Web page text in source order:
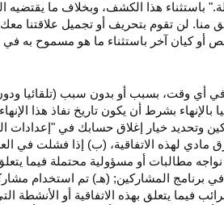
باستثناء هذا الكشف، وبخلاف ما يقتضيه
منا. لن تقوم بتحريف أو تجميل علاقتنا
شخص أو كيان آخر باستثناء ما هو مسموح به في
في أي وقت، بسبب أو بدون سبب (تلقائيا
بشرط أن يكون تاريخ نفاذ هذا الإنهاء
وتحديد خيار إغلاق حسابك في "إعدادات
مادي لهذه الاتفاقية، (ب) إذا فشلت في
مطالبات أو مسؤولية محتملة فيما
في برنامج المشاركين; (هـ) تم استخدام
فيما يتعلق بهذه الاتفاقية أو الأنشطة